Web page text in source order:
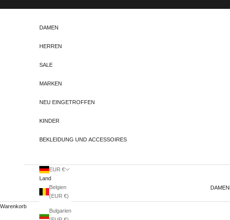
DAMEN
DAMEN
HERREN
SALE
MARKEN
NEU EINGETROFFEN
KINDER
BEKLEIDUNG UND ACCESSOIRES
EUR €
Land
Belgien
(EUR €)
Bulgarien
Warenkorb